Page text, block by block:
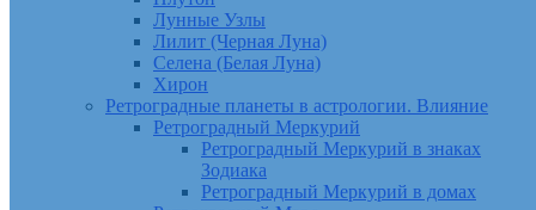
Лунные Узлы
Лилит (Черная Луна)
Селена (Белая Луна)
Хирон
Ретроградные планеты в астрологии. Влияние
Ретроградный Меркурий
Ретроградный Меркурий в знаках
Зодиака
Ретроградный Меркурий в домах